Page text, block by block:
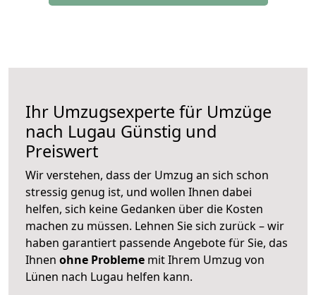
Ihr Umzugsexperte für Umzüge
nach Lugau Günstig und
Preiswert
Wir verstehen, dass der Umzug an sich schon
stressig genug ist, und wollen Ihnen dabei
helfen, sich keine Gedanken über die Kosten
machen zu müssen. Lehnen Sie sich zurück – wir
haben garantiert passende Angebote für Sie, das
Ihnen ohne Probleme mit Ihrem Umzug von
Lünen nach Lugau helfen kann.